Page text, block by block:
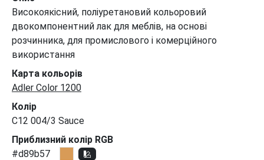
Високоякісний, поліуретановий кольоровий
двокомпонентний лак для меблів, на основі
розчинника, для промислового і комерційного
використання
Карта кольорів
Adler Color 1200
Колір
C12 004/3 Sauce
Приблизний колір RGB
#d89b57